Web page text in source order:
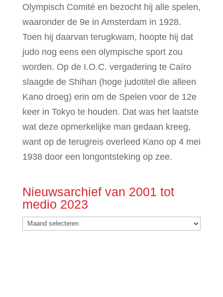
Olympisch Comité en bezocht hij alle spelen,
waaronder de 9e in Amsterdam in 1928.
Toen hij daarvan terugkwam, hoopte hij dat
judo nog eens een olympische sport zou
worden. Op de I.O.C. vergadering te Caïro
slaagde de Shihan (hoge judotitel die alleen
Kano droeg) erin om de Spelen voor de 12e
keer in Tokyo te houden. Dat was het laatste
wat deze opmerkelijke man gedaan kreeg,
want op de terugreis overleed Kano op 4 mei
1938 door een longontsteking op zee.
Nieuwsarchief van 2001 tot
medio 2023
Nieuwsarchief
van